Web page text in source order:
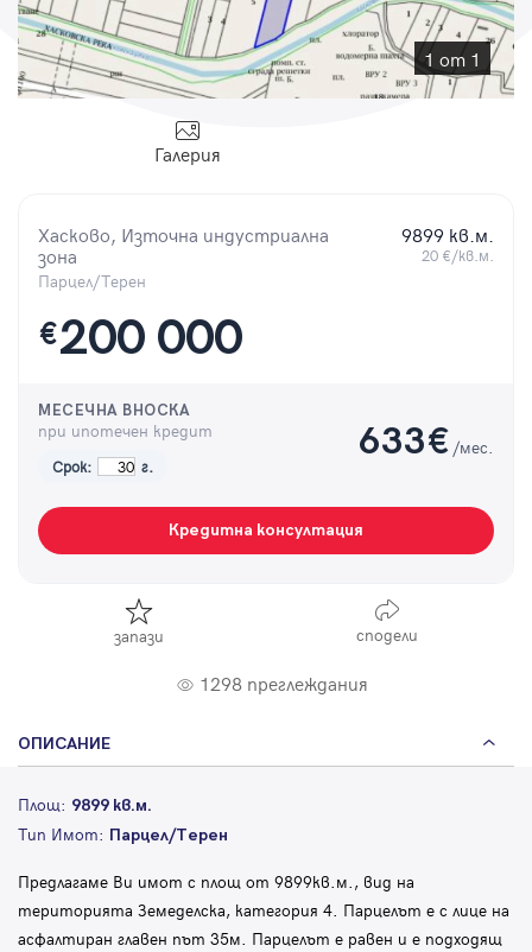
1 от 1
Галерия
Хасково, Източна индустриална
зона
Парцел/Терен
9899 кв.м.
20 €/кв.м.
€200 000
МЕСЕЧНА ВНОСКА
при ипотечен кредит
Срок: г.
633€ /мес.
Кредитна консултация
запази сподели
1298 преглеждания
ОПИСАНИЕ
Площ: 9899 кв.м.
Тип Имот: Парцел/Терен
Предлагаме Ви имот с площ от 9899кв.м., вид на
територията Земеделска, категория 4. Парцелът е с лице на
асфалтиран главен път 35м. Парцелът е равен и е подходящ
Парола
Вход с имейл
Забравена парола